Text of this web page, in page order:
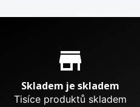
Proč nakupovat u nás?
store_mall_directory
Skladem je skladem
Tisíce produktů skladem